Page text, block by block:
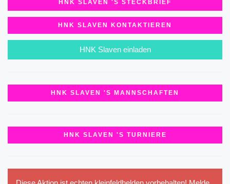
HNK SLAVEN 'S STECKBRIEF
HNK SLAVEN KONTAKTIEREN
HNK Slaven einladen
HNK SLAVEN 'S MANNSCHAFTEN
HNK SLAVEN 'S TURNIERE